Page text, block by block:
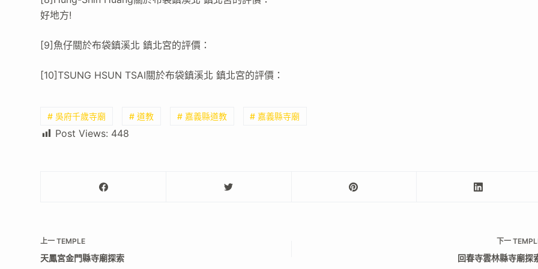
好地方!
[9]魚仔關於布袋鎮溪北 鎮北宮的評價：
[10]TSUNG HSUN TSAI關於布袋鎮溪北 鎮北宮的評價：
# 吳府千歲寺廟 # 道教 # 嘉義縣道教 # 嘉義縣寺廟
Post Views: 448
上一TEMPLE
天鳳宮金門縣寺廟探索
下一
回春寺雲林縣寺廟探